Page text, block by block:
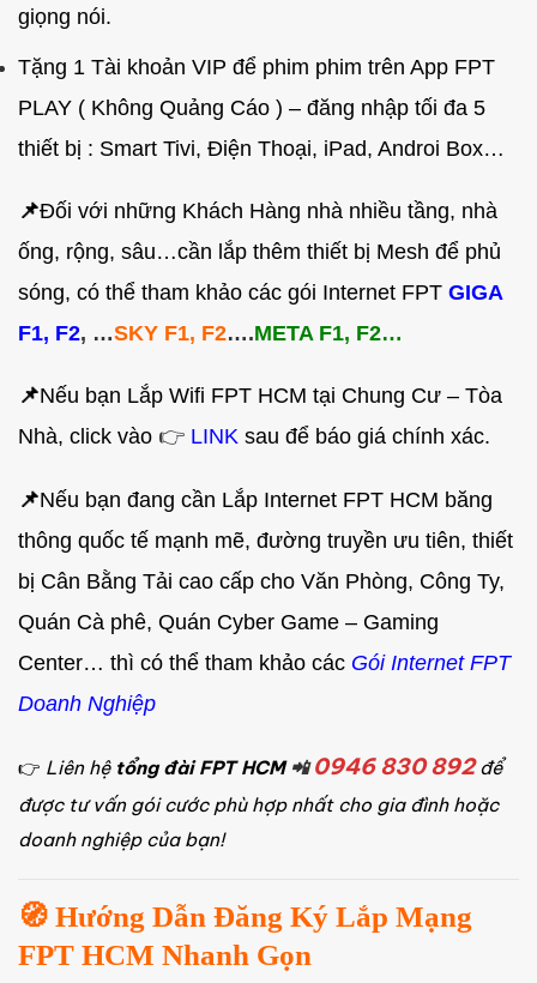
giọng nói.
Tặng 1 Tài khoản VIP để phim phim trên App FPT
PLAY ( Không Quảng Cáo ) – đăng nhập tối đa 5
thiết bị : Smart Tivi, Điện Thoại, iPad, Androi Box…
📌Đối với những Khách Hàng nhà nhiều tầng, nhà
ống, rộng, sâu…cần lắp thêm thiết bị Mesh để phủ
sóng, có thể tham khảo các gói Internet FPT GIGA
F1, F2, …SKY F1, F2….META F1, F2…
📌Nếu bạn Lắp Wifi FPT HCM tại Chung Cư – Tòa
Nhà, click vào 👉 LINK sau để báo giá chính xác.
📌Nếu bạn đang cần Lắp Internet FPT HCM băng
thông quốc tế mạnh mẽ, đường truyền ưu tiên, thiết
bị Cân Bằng Tải cao cấp cho Văn Phòng, Công Ty,
Quán Cà phê, Quán Cyber Game – Gaming
Center… thì có thể tham khảo các Gói Internet FPT
Doanh Nghiệp
👉 Liên hệ tổng đài FPT HCM 📲0946 830 892để
được tư vấn gói cước phù hợp nhất cho gia đình hoặc
doanh nghiệp của bạn!
🧭 Hướng Dẫn Đăng Ký Lắp Mạng
FPT HCM Nhanh Gọn